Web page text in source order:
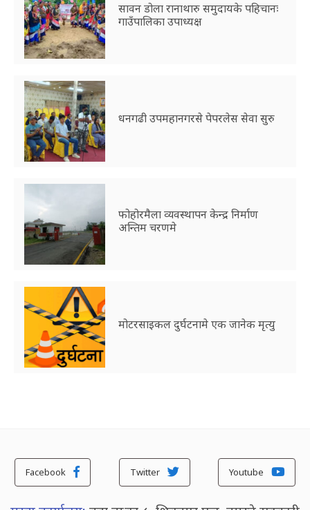
सावन डोला रानाथारु समुदायके पहिचानः
गाउँपालिका उपाध्यक्ष
धनगढी उपमहानगरसे पेपरलेस सेवा सुरु
फोहोरमैला व्यवस्थापन केन्द्र निर्माण
अन्तिम चरणमे
मोटरसाइकल दुर्घटनामे एक जानेक मृत्यु
Facebook Twitter Youtube